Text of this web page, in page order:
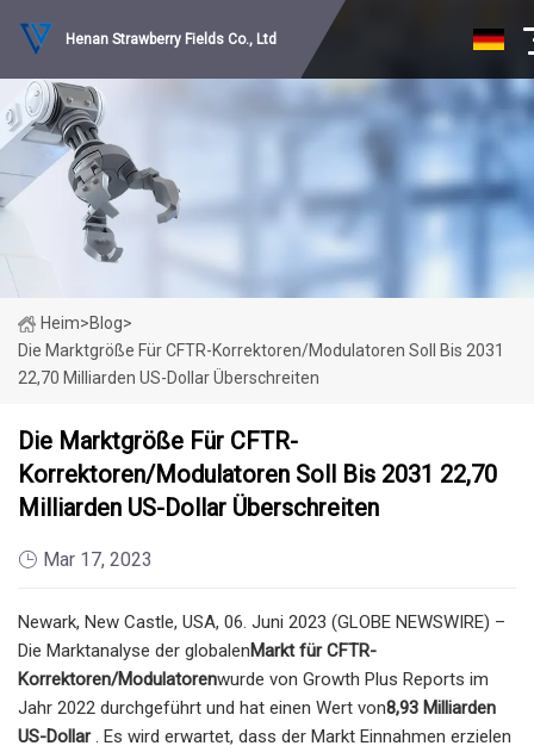
Henan Strawberry Fields Co., Ltd
Heim>Blog>
Die Marktgröße Für CFTR-Korrektoren/Modulatoren Soll Bis 2031
22,70 Milliarden US-Dollar Überschreiten
Die Marktgröße Für CFTR-
Korrektoren/Modulatoren Soll Bis 2031 22,70
Milliarden US-Dollar Überschreiten
Mar 17, 2023
Newark, New Castle, USA, 06. Juni 2023 (GLOBE NEWSWIRE) –
Die Marktanalyse der globalenMarkt für CFTR-
Korrektoren/Modulatorenwurde von Growth Plus Reports im
Jahr 2022 durchgeführt und hat einen Wert von8,93 Milliarden
US-Dollar. Es wird erwartet, dass der Markt Einnahmen erzielen